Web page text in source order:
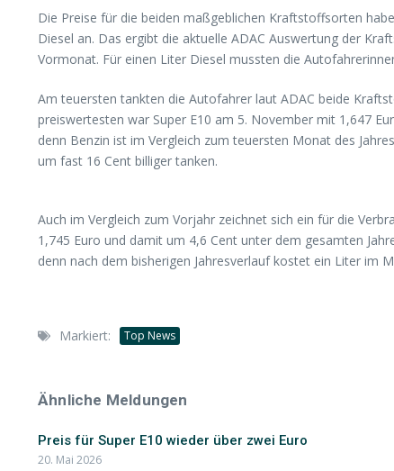
Die Preise für die beiden maßgeblichen Kraftstoffsorten
Diesel an. Das ergibt die aktuelle ADAC Auswertung der
Vormonat. Für einen Liter Diesel mussten die
Am teuersten tankten die Autofahrer laut ADAC beide
preiswertesten war Super E10 am 5. November mit 1,647
denn Benzin ist im Vergleich zum teuersten Monat des
um fast 16 Cent billiger tanken.
Auch im Vergleich zum Vorjahr zeichnet sich ein für die
1,745 Euro und damit um 4,6 Cent unter dem gesamten
denn nach dem bisherigen Jahresverlauf kostet ein Liter im
Markiert: Top News
Ähnliche Meldungen
Preis für Super E10 wieder über zwei Euro
20. Mai 2026